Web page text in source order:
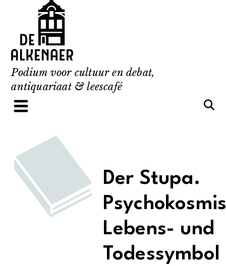
content
Podium voor cultuur en debat,
antiquariaat & leescafé
Der Stupa.
Lebens- und
Todessymbol